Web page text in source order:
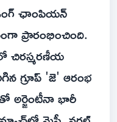
ఛాంపియన్
ప్రారంభించింది.
చిరస్మరణీయ
గ్రూప్ 'జె' ఆరంభ
అర్జెంటీనా భారీ